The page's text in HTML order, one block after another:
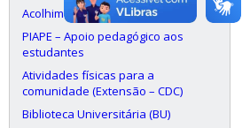
Acolhimento Psicológico (SAPSI)
PIAPE – Apoio pedagógico aos
estudantes
Atividades físicas para a
comunidade (Extensão – CDC)
Biblioteca Universitária (BU)